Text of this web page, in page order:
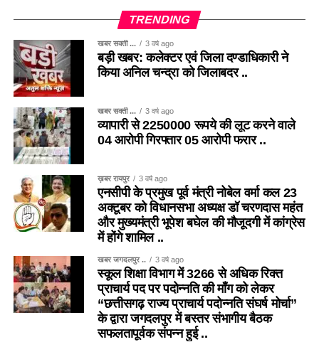
TRENDING
खबर सक्ती ... 3 वर्ष ago
बड़ी खबर: कलेक्टर एवं जिला दण्डाधिकारी ने
किया अनिल चन्द्रा को जिलाबदर ..
खबर सक्ती ... 3 वर्ष ago
व्यापारी से 2250000 रूपये की लूट करने वाले
04 आरोपी गिरफ्तार 05 आरोपी फरार ..
ख़बर रायपुर 3 वर्ष ago
एनसीपी के प्रमुख पूर्व मंत्री नोबेल वर्मा कल 23
अक्टूबर को विधानसभा अध्यक्ष डॉ चरणदास महंत
और मुख्यमंत्री भूपेश बघेल की मौजूदगी में कांग्रेस
में होंगे शामिल ..
खबर जगदलपुर .. 3 वर्ष ago
स्कूल शिक्षा विभाग में 3266 से अधिक रिक्त
प्राचार्य पद पर पदोन्नति की माँग को लेकर
“छत्तीसगढ़ राज्य प्राचार्य पदोन्नति संघर्ष मोर्चा”
के द्वारा जगदलपुर में बस्तर संभागीय बैठक
सफलतापूर्वक संपन्न हुई ..